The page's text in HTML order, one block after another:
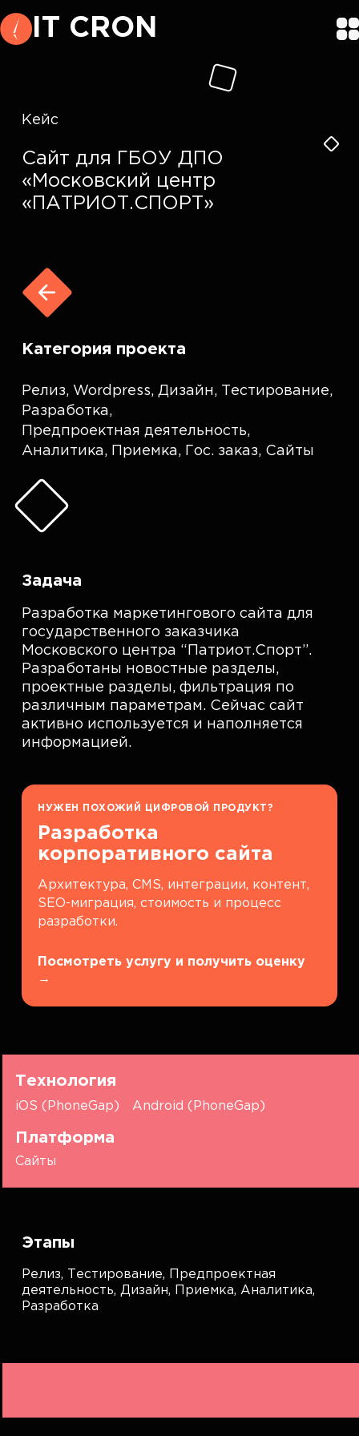
IT CRON
Кейс
Сайт для ГБОУ ДПО
«Московский центр
«ПАТРИОТ.СПОРТ»
Категория проекта
Релиз, Wordpress, Дизайн, Тестирование,
Разработка,
Предпроектная деятельность,
Аналитика, Приемка, Гос. заказ, Сайты
Задача
Разработка маркетингового сайта для
государственного заказчика
Московского центра “Патриот.Спорт”.
Разработаны новостные разделы,
проектные разделы, фильтрация по
различным параметрам. Сейчас сайт
активно используется и наполняется
информацией.
НУЖЕН ПОХОЖИЙ ЦИФРОВОЙ ПРОДУКТ?
Разработка
корпоративного сайта
Архитектура, CMS, интеграции, контент,
SEO-миграция, стоимость и процесс
разработки.
Посмотреть услугу и получить оценку
→
Технология
iOS (PhoneGap) Android (PhoneGap)
Платформа
Сайты
Этапы
Релиз, Тестирование,
Предпроектная
деятельность,Дизайн, Приемка,Аналитика,
Разработка